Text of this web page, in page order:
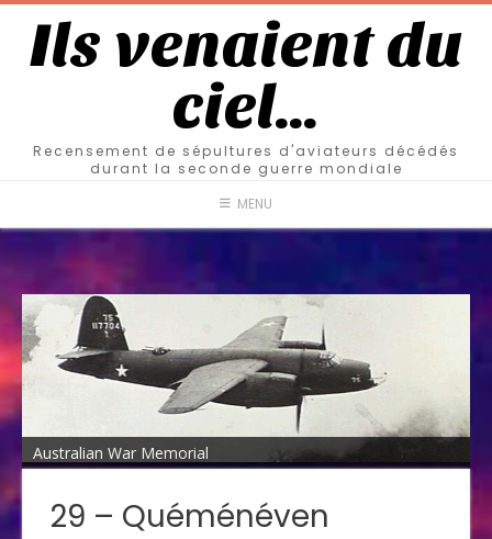
Ils venaient du
ciel…
Recensement de sépultures d'aviateurs décédés
durant la seconde guerre mondiale
MENU
Australian War Memorial
29 – Quéménéven